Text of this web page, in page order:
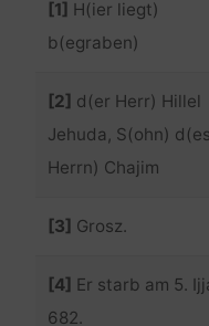
[1] H(ier liegt)
b(egraben)
[2] d(er Herr) Hillel
Jehuda, S(ohn) d(es
Herrn) Chajim
[3] Grosz.
[4] Er starb am 5.
682.